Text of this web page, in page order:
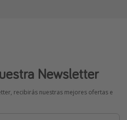
Newsletter
recibirás nuestras mejores ofertas e